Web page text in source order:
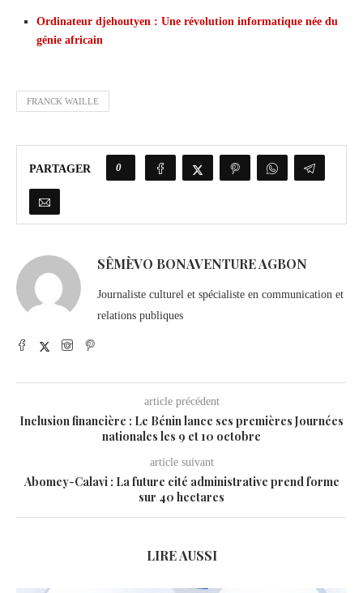
Ordinateur djehoutyen : Une révolution informatique née du
génie africain
FRANCK WAILLE
PARTAGER 0
SÊMÈVO BONAVENTURE AGBON
Journaliste culturel et spécialiste en communication et
relations publiques
article précédent
Inclusion financière : Le Bénin lance ses premières Journées
nationales les 9 et 10 octobre
article suivant
Abomey-Calavi : La future cité administrative prend forme
sur 40 hectares
LIRE AUSSI